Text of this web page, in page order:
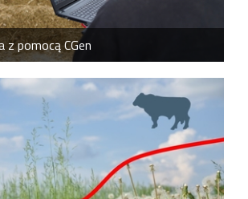
którym prowadzimy pomiary emisji
metanu u bydła, które posłużą do
szacowania wartości hodowlanej tej
cechy w ramach międzynarodowej
inicjatywy Global Methane Genetics
(GMG). Jako pierwsze do tego
innowacyjnego projektu
badawczego dołączyło...
(WCGALP). To prestiżowe spotkanie
odbywa się tylko raz na cztery lata,
gromadząc światowej klasy
ekspertów, naukowców i praktyków
z całego świata. Tegoroczna edycja
odbyła się w Madison (Wisconsin,
USA). W...
z pomocą CGen